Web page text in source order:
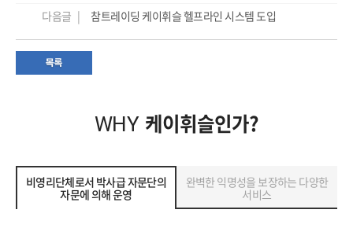
다음글 |
참트레이딩 케이휘슬 헬프라인 시스템 도입
WHY 케이휘슬인가?
비영리단체로서 박사급 자문단의
자문에 의해 운영
완벽한 익명성을 보장하는 다양한
서비스